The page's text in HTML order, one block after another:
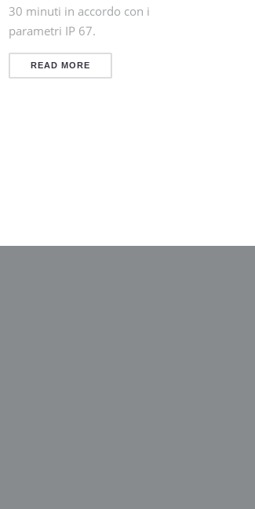
30 minuti in accordo con i
parametri IP 67.
READ MORE